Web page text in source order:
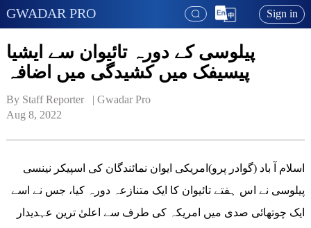
GWADAR PRO Sign in
پیلوسی کے دورہ تائیوان سے ایشیا
پیسیفک میں کشیدگی میں اضافہ
By Staff Reporter   | Gwadar Pro
Aug 8, 2022
اسلام آ باد (گوادر پرو)امریکی ایوان نمائندگان کی اسپیکر نینسی
پیلوسی نے اس ہفتے تائیوان کا ایک متنازعہ دورہ کیا، جس نے اسے
ایک چوتھائی صدی میں امریکہ کی طرف سے اعلیٰ ترین عہدیدار